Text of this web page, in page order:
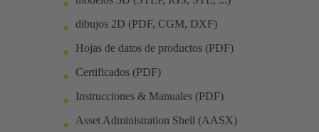
dibujos 2D (PDF, CGM, DXF)
Hojas de datos de productos (PDF)
Certificados (PDF)
Instrucciones & Manuales (PDF)
Asset Administration Shell (AASX)